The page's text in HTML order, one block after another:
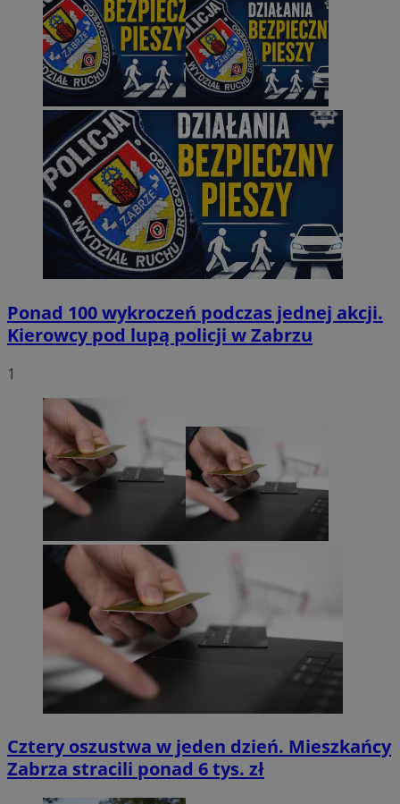
Ponad 100 wykroczeń podczas jednej akcji.
Kierowcy pod lupą policji w Zabrzu
1
Cztery oszustwa w jeden dzień. Mieszkańcy
Zabrza stracili ponad 6 tys. zł